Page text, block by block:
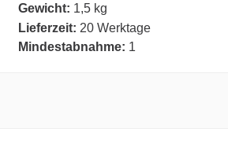
Gewicht: 1,5 kg
Lieferzeit: 20 Werktage
Mindestabnahme: 1